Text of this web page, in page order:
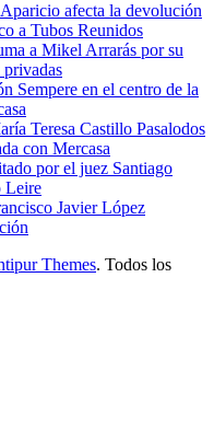
afecta la devolución
a Tubos Reunidos
a Mikel Arrarás por su
Sempere en el centro de la
Teresa Castillo Pasalodos
con Mercasa
por el juez Santiago
Leire
Javier López
Themes. Todos los